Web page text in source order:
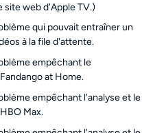
web d'Apple TV.)
qui pouvait entraîner un
à la file d'attente.
empêchant le
at Home.
empêchant l'analyse et le
Max.